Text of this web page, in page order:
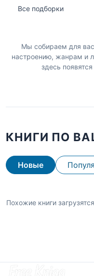
Все подборки
Мы собираем для
настроению, жанрам и
здесь
КНИГИ ПО
Новые
Похожие книги